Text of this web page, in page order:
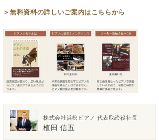
＞無料資料の詳しいご案内はこちらから
株式会社浜松ピアノ 代表取締役社長
植田 信五